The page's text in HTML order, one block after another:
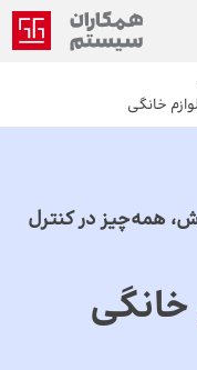
خانگی
همه‌چیز در کنترل
خانگی